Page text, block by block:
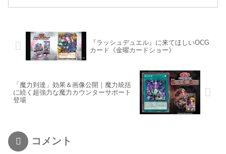
『ラッシュデュエル』に来てほしいOCG
カード《金曜カードショー》
「魔力到達」効果＆画像公開｜魔力統括
に続く超強力な魔力カウンターサポート
登場
コメント